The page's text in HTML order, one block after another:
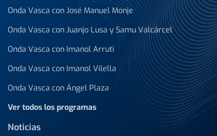
Onda Vasca con José Manuel Monje
Onda Vasca con Juanjo Lusa y Samu Valcárcel
Onda Vasca con Imanol Arruti
Onda Vasca con Imanol Vilella
Onda Vasca con Ángel Plaza
Ver todos los programas
Noticias